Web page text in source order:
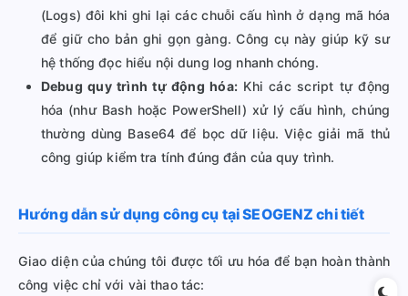
(Logs) đôi khi ghi lại các chuỗi cấu hình ở dạng mã hóa
để giữ cho bản ghi gọn gàng. Công cụ này giúp kỹ sư
hệ thống đọc hiểu nội dung log nhanh chóng.
Debug quy trình tự động hóa:Khi các script tự động
hóa (như Bash hoặc PowerShell) xử lý cấu hình, chúng
thường dùng Base64 để bọc dữ liệu. Việc giải mã thủ
công giúp kiểm tra tính đúng đắn của quy trình.
Hướng dẫn sử dụng công cụ tại SEOGENZ chi tiết
Giao diện của chúng tôi được tối ưu hóa để bạn hoàn thành
công việc chỉ với vài thao tác: